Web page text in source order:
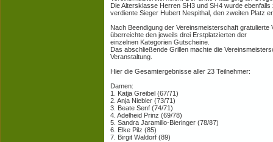
Die Altersklasse Herren SH3 und SH4 wurde
verdiente Sieger Hubert Nespithal, den zweiten Platz
Nach Beendigung der Vereinsmeisterschaft
überreichte den jeweils drei Erstplatzierten der
einzelnen Kategorien Gutscheine.
Das abschließende Grillen machte die
Veranstaltung.
Hier die Gesamtergebnisse aller 23 Teilnehmer:
Damen:
1. Katja Greibel (67/71)
2. Anja Niebler (73/71)
3. Beate Senf (74/71)
4. Adelheid Prinz (69/78)
5. Sandra Jaramillo-Bieringer (78/87)
6. Elke Pilz (85)
7. Birgit Waldorf (89)